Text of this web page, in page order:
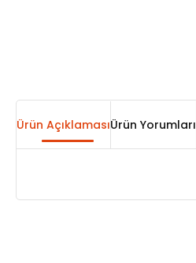
Ürün AçıklamasıÜrün Yorumları